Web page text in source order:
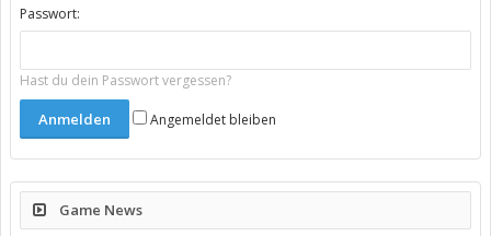
Passwort:
Hast du dein Passwort vergessen?
Angemeldet bleiben
Game News